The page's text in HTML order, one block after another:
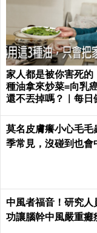
家人都是被你害死的
種油拿來炒菜=向乳
還不丟掉嗎？｜每日
莫名皮膚癢小心毛毛
季常見，沒碰到也會
中風者福音！研究
功讓腦幹中風嚴重癱